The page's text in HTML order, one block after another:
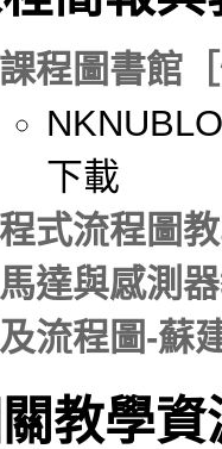
課程圖書館
下載
程式流程圖
馬達與感測
及流程圖-蘇
教學資